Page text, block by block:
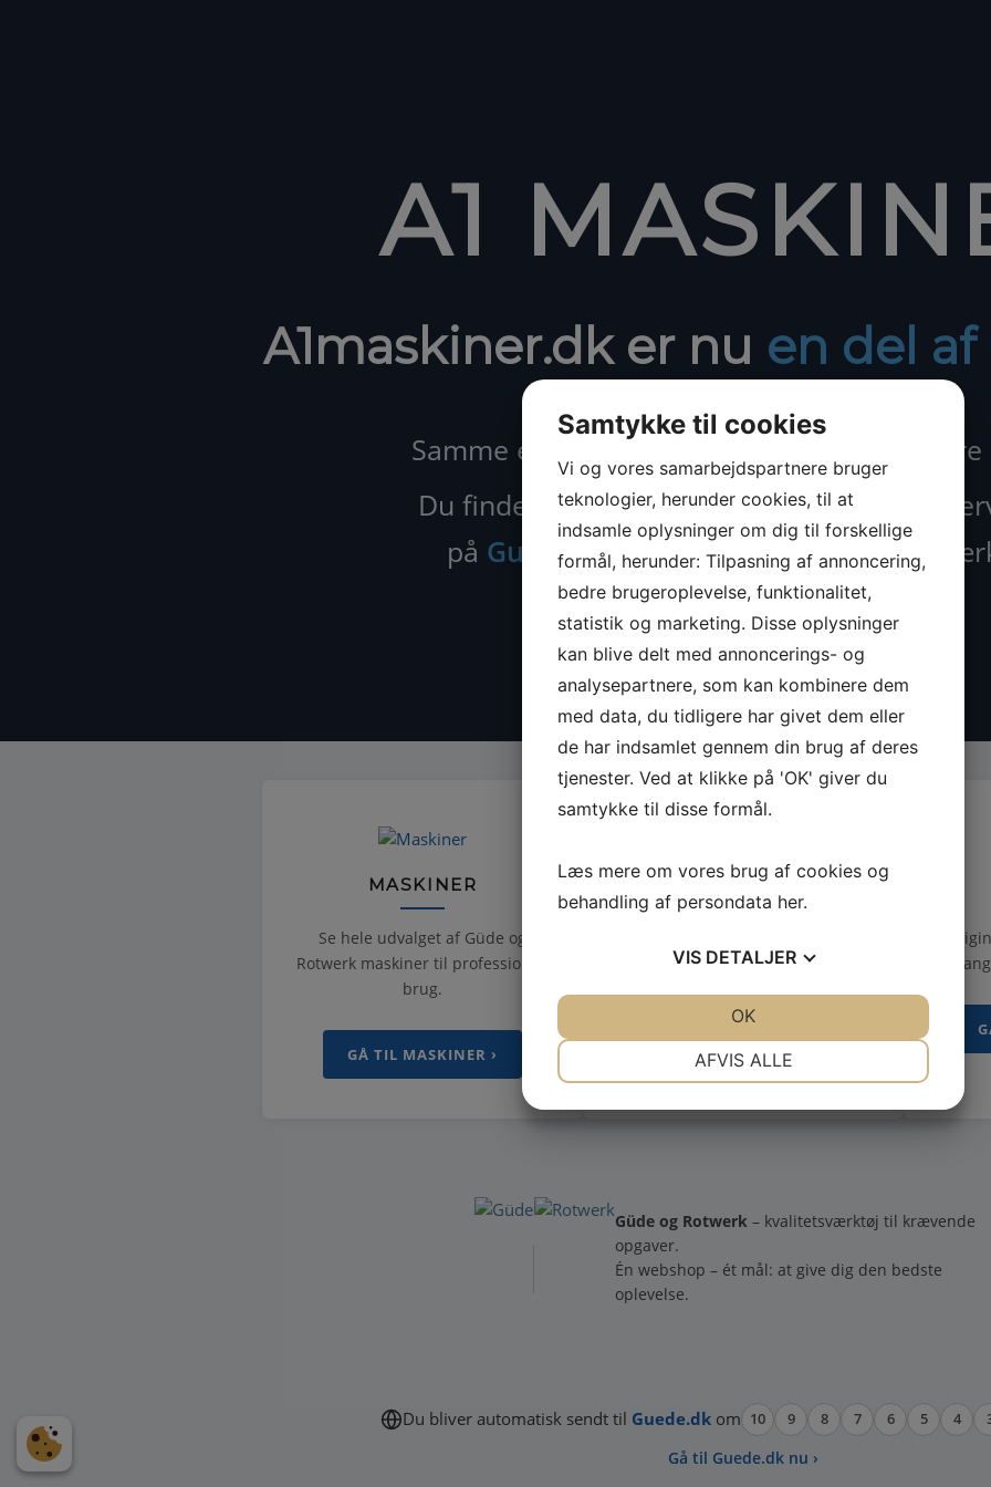
A1
A1maskiner.dk er nu en del
Samme ejere – samme gode service – større
Du finder nu alle maskiner, tilbehør og
på Guede.dk – din specialist i
MASKINER
Se hele udvalget af Güde og
Rotwerk maskiner til professionelt
brug.
GÅ TIL MASKINER ›
TILBEHØR
matcher dine maskiner.
GÅ TIL TILBEHØR ›
Güde og Rotwerk– kvalitetsværktøj til krævende
opgaver.
Én webshop – ét mål: at give dig den bedste
oplevelse.
Du bliver automatisk sendt til Guede.dk om 10 9 8 7 6 5 4
Gå til Guede.dk nu ›
Samtykke til cookies
Vi og vores samarbejdspartnere bruger
teknologier, herunder cookies, til at
indsamle oplysninger om dig til forskellige
formål, herunder: Tilpasning af annoncering,
bedre brugeroplevelse, funktionalitet,
statistik og marketing. Disse oplysninger
kan blive delt med annoncerings- og
analysepartnere, som kan kombinere dem
med data, du tidligere har givet dem eller
de har indsamlet gennem din brug af deres
tjenester. Ved at klikke på 'OK' giver du
samtykke til disse formål.
Læs mere om vores brug af cookies og
behandling af persondata her.
VIS DETALJER
NØDVENDIGE PRÆFERENCER
AFVIS ALLE
OK